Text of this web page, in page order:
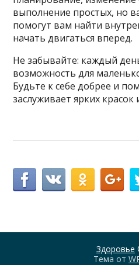
выполнение простых, но
помогут вам найти
начать двигаться вперед.
Не забывайте: каждый
возможность для
Будьте к себе добрее и
заслуживает ярких
Здоровье
Тема от